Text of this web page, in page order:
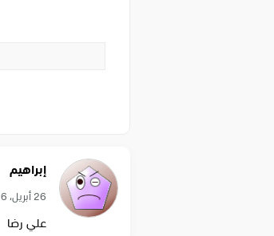
إبراهيم
26 أبريل، 2026
علي رضا